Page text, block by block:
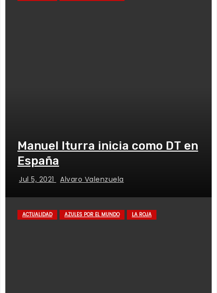
Manuel Iturra inicia como DT en
España
Jul 5, 2021 Alvaro Valenzuela
ACTUALIDAD AZULES POR EL MUNDO LA ROJA